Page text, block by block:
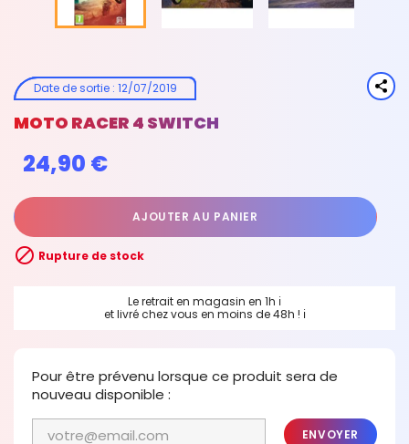
Date de sortie: 12/07/2019
MOTO RACER 4 SWITCH
24,90 €
AJOUTER AU PANIER
 Rupture de stock
Le retrait en magasin en 1h ℹ
et livré chez vous en moins de 48h ! ℹ
Pour être prévenu lorsque ce produit sera de
nouveau disponible :
ENVOYER